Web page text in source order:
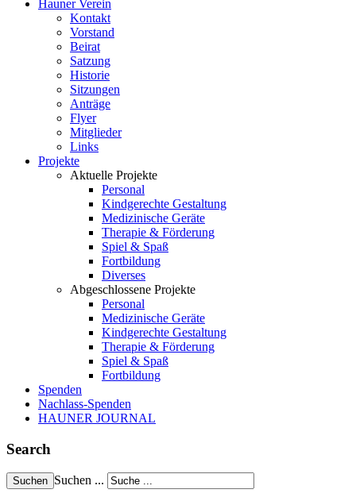
Hauner Verein
Kontakt
Vorstand
Beirat
Satzung
Historie
Sitzungen
Anträge
Flyer
Mitglieder
Links
Projekte
Aktuelle Projekte
Personal
Kindgerechte Gestaltung
Medizinische Geräte
Therapie & Förderung
Spiel & Spaß
Fortbildung
Diverses
Abgeschlossene Projekte
Personal
Medizinische Geräte
Kindgerechte Gestaltung
Therapie & Förderung
Spiel & Spaß
Fortbildung
Spenden
Nachlass-Spenden
HAUNER JOURNAL
Search
Suchen ...